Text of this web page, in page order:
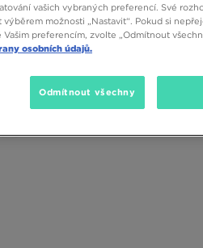
vašich vybraných preferencí. Své
možnosti „Nastavit“. Pokud si
preferencím, zvolte „Odmítnout
osobních údajů.
Odmítnout všechny